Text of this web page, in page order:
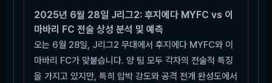
2025년 6월 28일 J리그2: 후지에다 MYFC vs 이
마바리 FC 전술 상성 분석 및 예측
오는 6월 28일, J리그2 무대에서 후지에다 MYFC와 이
마바리 FC가 맞붙습니다. 양 팀 모두 각자의 전술적 특징
을 가지고 있지만, 특히 압박 강도와 공격 전개 완성도에서